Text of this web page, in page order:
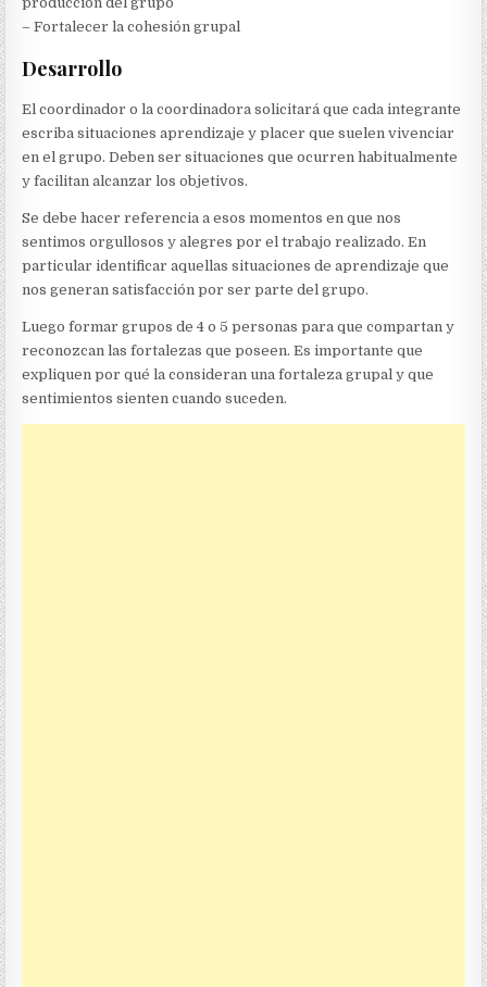
– Fortalecer la cohesión grupal
Desarrollo
El coordinador o la coordinadora solicitará que cada integrante
escriba situaciones aprendizaje y placer que suelen vivenciar
en el grupo. Deben ser situaciones que ocurren habitualmente
y facilitan alcanzar los objetivos.
Se debe hacer referencia a esos momentos en que nos
sentimos orgullosos y alegres por el trabajo realizado. En
particular identificar aquellas situaciones de aprendizaje que
nos generan satisfacción por ser parte del grupo.
Luego formar grupos de 4 o 5 personas para que compartan y
reconozcan las fortalezas que poseen. Es importante que
expliquen por qué la consideran una fortaleza grupal y que
sentimientos sienten cuando suceden.